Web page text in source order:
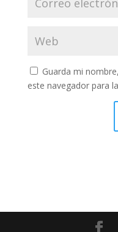
Guarda mi
este navegador para